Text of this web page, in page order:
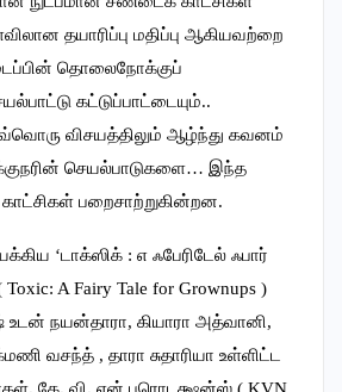
தயாரிப்பு மதிப்பு ஆகியவற்றை
தொலைநோக்குப்
கட்டுப்பாட்டையும்..
விசயத்திலும் ஆழ்ந்து கவனம்
செயல்பாடுகளை… இந்த
பறைசாற்றுகின்றன.
‘டாக்ஸிக் : எ ஃபேரிடேல் ஃபார்
A Fairy Tale for Grownups )
உடன் நயன்தாரா, கியாரா அத்வானி,
வசந்த் , தாரா சுதாரியா உள்ளிட்ட